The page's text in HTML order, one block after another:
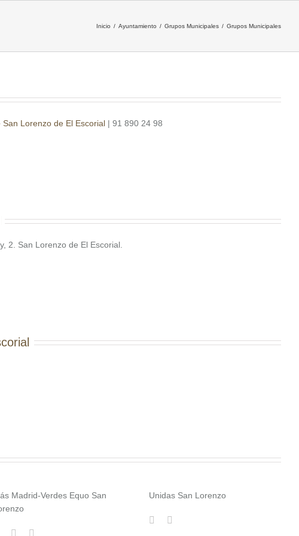
Inicio / Ayuntamiento / Grupos Municipales / Grupos Municipales
San Lorenzo de El Escorial| 91 890 24 98
2. San Lorenzo de El Escorial.
Madrid-Verdes Equo San
Unidas San Lorenzo